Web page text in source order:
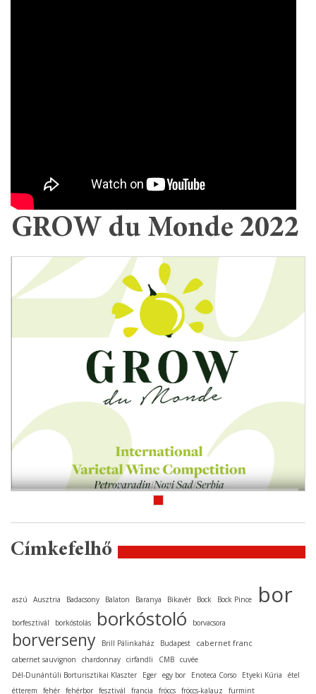
GROW du Monde 2022
Címkefelhő
aszú Ausztria Badacsony Balaton Baranya Bikavér Bock Bock Pince bor
borfesztivál borkóstolás borkóstoló borvacsora
borverseny Brill Pálinkaház Budapest cabernet franc
cabernet sauvignon chardonnay cirfandli CMB cuvée
Dél-Dunántúli Borturisztikai Klaszter
Eger egy bor Enoteca Corso Etyeki Kúria
étel
étterem
fehér fehérbor fesztivál francia fröccs fröccs-kalauz furmint